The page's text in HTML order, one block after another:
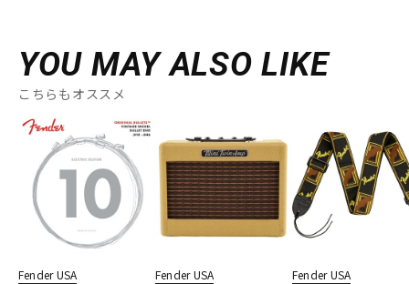
YOU MAY ALSO LIKE
こちらもオススメ
Fender USA Fender USA Fender USA